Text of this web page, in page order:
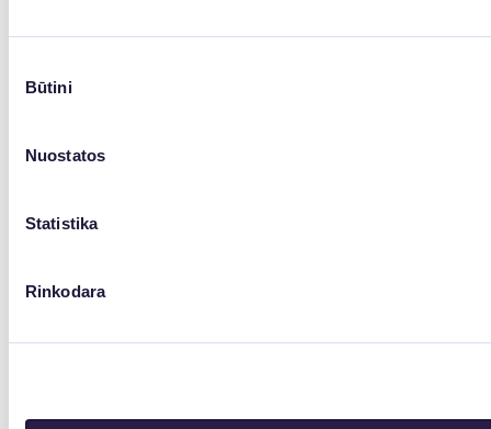
pasirinkimas
Būtini
Nuostatos
Statistika
Rinkodara